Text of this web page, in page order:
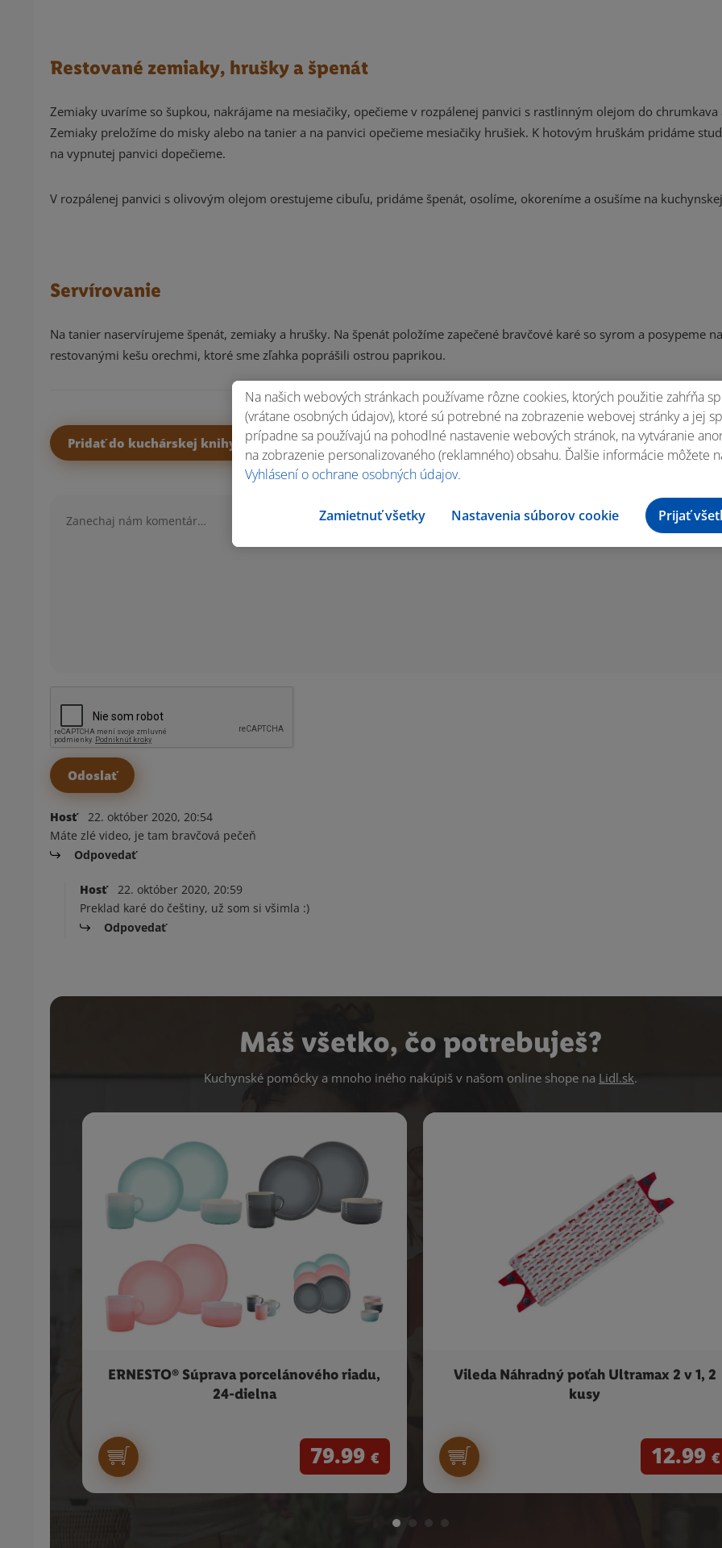
Restované zemiaky, hrušky a špenát
Zemiaky uvaríme so šupkou, nakrájame na mesiačiky, opečieme v rozpálenej panvici s rastlinným olejom do chrumkava
Zemiaky preložíme do misky alebo na tanier a na panvici opečieme mesiačiky hrušiek. K hotovým hruškám pridáme
na vypnutej panvici dopečieme.
V rozpálenej panvici s olivovým olejom orestujeme cibuľu, pridáme špenát, osolíme, okoreníme a osušíme na
Servírovanie
Na tanier naservírujeme špenát, zemiaky a hrušky. Na špenát položíme zapečené bravčové karé so syrom a posypeme
restovanými kešu orechmi, ktoré sme zľahka poprášili ostrou paprikou.
Pridať do kuchárskej knihy Ohodnotiť recept
Hosť
22. október 2020, 20:54
Máte zlé video, je tam bravčová pečeň
Odpovedať
Hosť
22. október 2020, 20:59
Preklad karé do češtiny, už som si všimla :)
Odpovedať
Máš všetko, čo potrebuješ?
Kuchynské pomôcky a mnoho iného nakúpiš v našom online shope na Lidl.sk.
ERNESTO® Súprava porcelánového riadu,
24-dielna
79.99 €
Vileda Náhradný poťah Ultramax 2 v 1, 2
kusy
12.99 €
Na našich webových stránkach používame rôzne cookies, ktorých použitie zahŕňa
(vrátane osobných údajov), ktoré sú potrebné na zobrazenie webovej stránky a jej
prípadne sa používajú na pohodlné nastavenie webových stránok, na vytváranie
na zobrazenie personalizovaného (reklamného) obsahu. Ďalšie informácie môžete
Vyhlásení o ochrane osobných údajov.
Zamietnuť všetky Nastavenia súborov cookie Prijať